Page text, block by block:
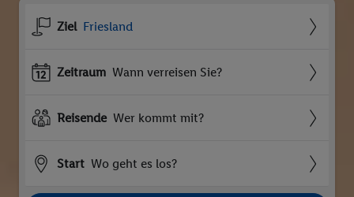
Ziel Friesland
Zeitraum Wann verreisen Sie?
Reisende Wer kommt mit?
Start Wo geht es los?